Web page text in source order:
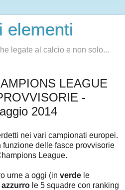
elementi
legate al calcio e non solo...
LEAGUE
-
2014
nei vari campionati europei.
funzione delle fasce provvisorie
League.
urne a oggi (in verde le
azzurro le 5 squadre con ranking